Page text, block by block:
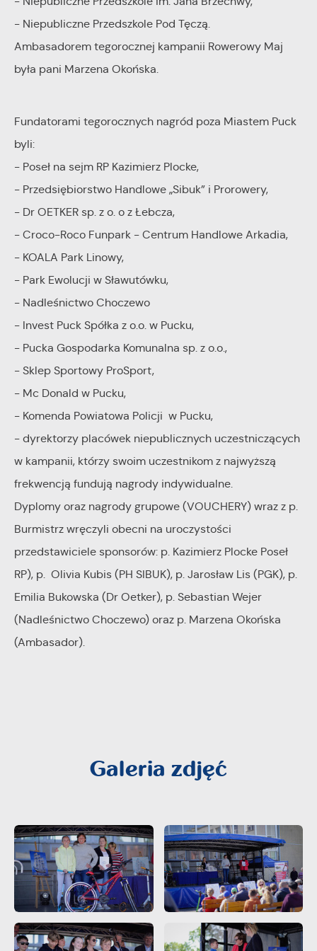
- Niepubliczne Przedszkole Pod Tęczą.
Ambasadorem tegorocznej kampanii Rowerowy Maj
była pani Marzena Okońska.
Fundatorami tegorocznych nagród poza Miastem Puck
byli:
- Poseł na sejm RP Kazimierz Plocke,
- Przedsiębiorstwo Handlowe „Sibuk” i Prorowery,
- Dr OETKER sp. z o. o z Łebcza,
- Croco-Roco Funpark - Centrum Handlowe Arkadia,
- KOALA Park Linowy,
- Park Ewolucji w Sławutówku,
- Nadleśnictwo Choczewo
- Invest Puck Spółka z o.o. w Pucku,
- Pucka Gospodarka Komunalna sp. z o.o.,
- Sklep Sportowy ProSport,
- Mc Donald w Pucku,
- Komenda Powiatowa Policji w Pucku,
- dyrektorzy placówek niepublicznych uczestniczących
w kampanii, którzy swoim uczestnikom z najwyższą
frekwencją fundują nagrody indywidualne.
Dyplomy oraz nagrody grupowe (VOUCHERY) wraz z p.
Burmistrz wręczyli obecni na uroczystości
przedstawiciele sponsorów: p. Kazimierz Plocke Poseł
RP), p. Olivia Kubis (PH SIBUK), p. Jarosław Lis (PGK), p.
Emilia Bukowska (Dr Oetker), p. Sebastian Wejer
(Nadleśnictwo Choczewo) oraz p. Marzena Okońska
(Ambasador).
Galeria zdjęć
postaci wiadomości, ofert, komunikatów mediów
społecznościowych.